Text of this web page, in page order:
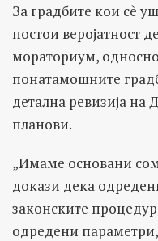
За градбите кои сè
постои веројатност
мораториум,
понатамошните
детална ревизија на
планови.
„Имаме основани
докази дека
законските
одредени